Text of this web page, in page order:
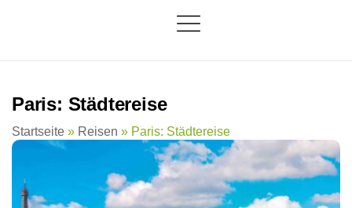
Paris: Städtereise
Startseite » Reisen » Paris: Städtereise